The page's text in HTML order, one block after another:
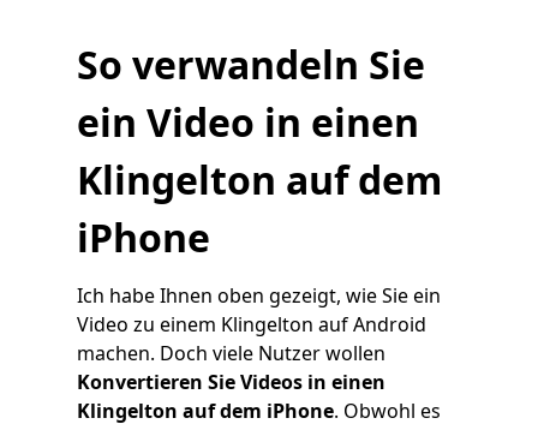
So verwandeln Sie
ein Video in einen
Klingelton auf dem
iPhone
Ich habe Ihnen oben gezeigt, wie Sie ein
Video zu einem Klingelton auf Android
machen. Doch viele Nutzer wollen
Konvertieren Sie Videos in einen
Klingelton auf dem iPhone. Obwohl es